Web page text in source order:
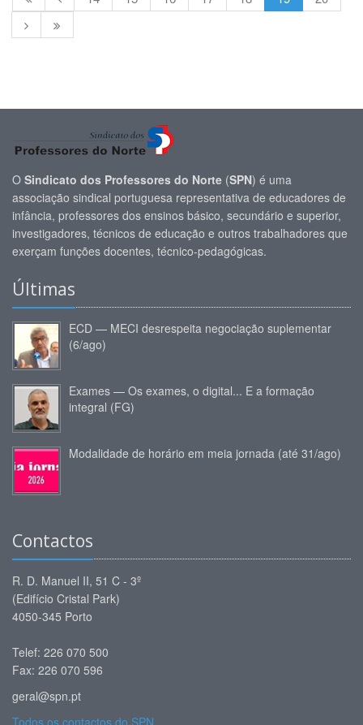
O Sindicato dos Professores do Norte (SPN) é uma
associação sindical portuguesa representativa de educadores de
infância, professores dos ensinos básico, secundário e superior,
investigadores, técnicos de educação e outros trabalhadores que
exerçam funções docentes, técnico-pedagógicas.
Últimas
ECD — MECI desrespeita negociação suplementar
(6/ago)
Exames — Os exames, o digital... E a formação
integral (FG)
Modalidade de horário em meia jornada (até 31/ago)
Contactos
R. D. Manuel II, 51 C - 3º
(Edifício Cristal Park)
4050-345 Porto
Telef: 226 070 500
Fax: 226 070 596
geral@spn.pt
Todos os contactos do SPN